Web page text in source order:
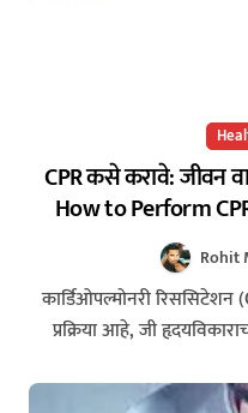
CPR कसे करावे: जीवन
How to Perform
Guide
Rohit
कार्डिओपल्मोनरी रिससिटेशन (CPR) ही एक आपत्कालीन जीवनरक्षक
प्रक्रिया आहे, जी